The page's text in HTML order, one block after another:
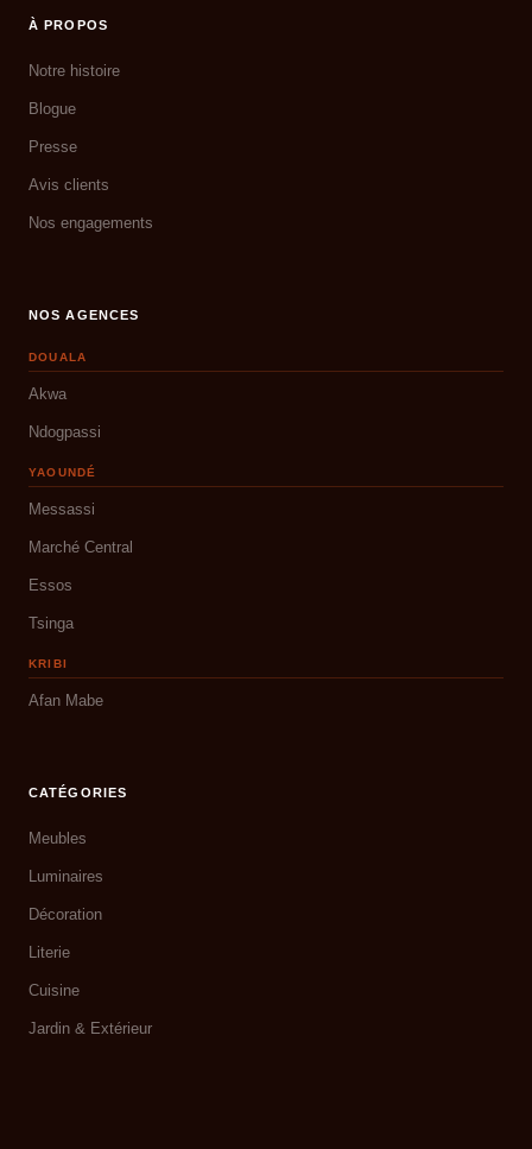
À PROPOS
Notre histoire
Blogue
Presse
Avis clients
Nos engagements
NOS AGENCES
DOUALA
Akwa
Ndogpassi
YAOUNDÉ
Messassi
Marché Central
Essos
Tsinga
KRIBI
Afan Mabe
CATÉGORIES
Meubles
Luminaires
Décoration
Literie
Cuisine
Jardin & Extérieur